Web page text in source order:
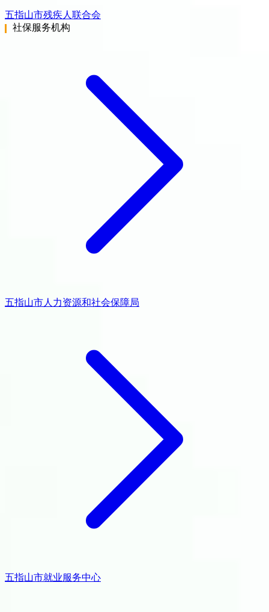
五指山市残疾人联合会
社保服务机构
五指山市人力资源和社会保障局
五指山市就业服务中心